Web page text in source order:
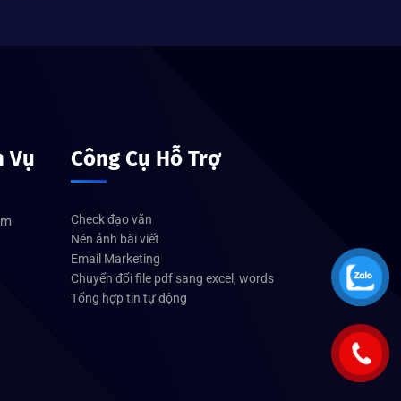
Vụ Công Cụ Hỗ Trợ
Check đạo văn
Nén ảnh bài viết
Email Marketing
Chuyển đổi file pdf sang excel, words
Tổng hợp tin tự động